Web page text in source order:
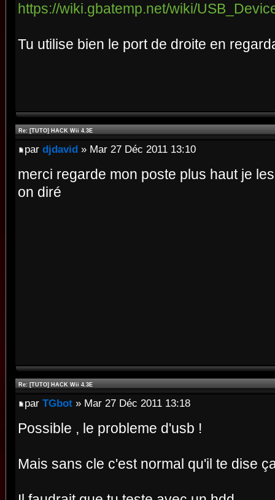
https://wiki.gbatemp.net/wiki/
Tu utilise bien le port de droite en
Re: [TUTO] HACK Wii 4.3E
par djdavid » Mar 27 Déc 2011 13:10
merci regarde mon poste plus haut je
on diré
Re: [TUTO] HACK Wii 4.3E
par TGbot » Mar 27 Déc 2011 13:18
Possible , le probleme d'usb !
Mais sans cle c'est normal qu'il te dise